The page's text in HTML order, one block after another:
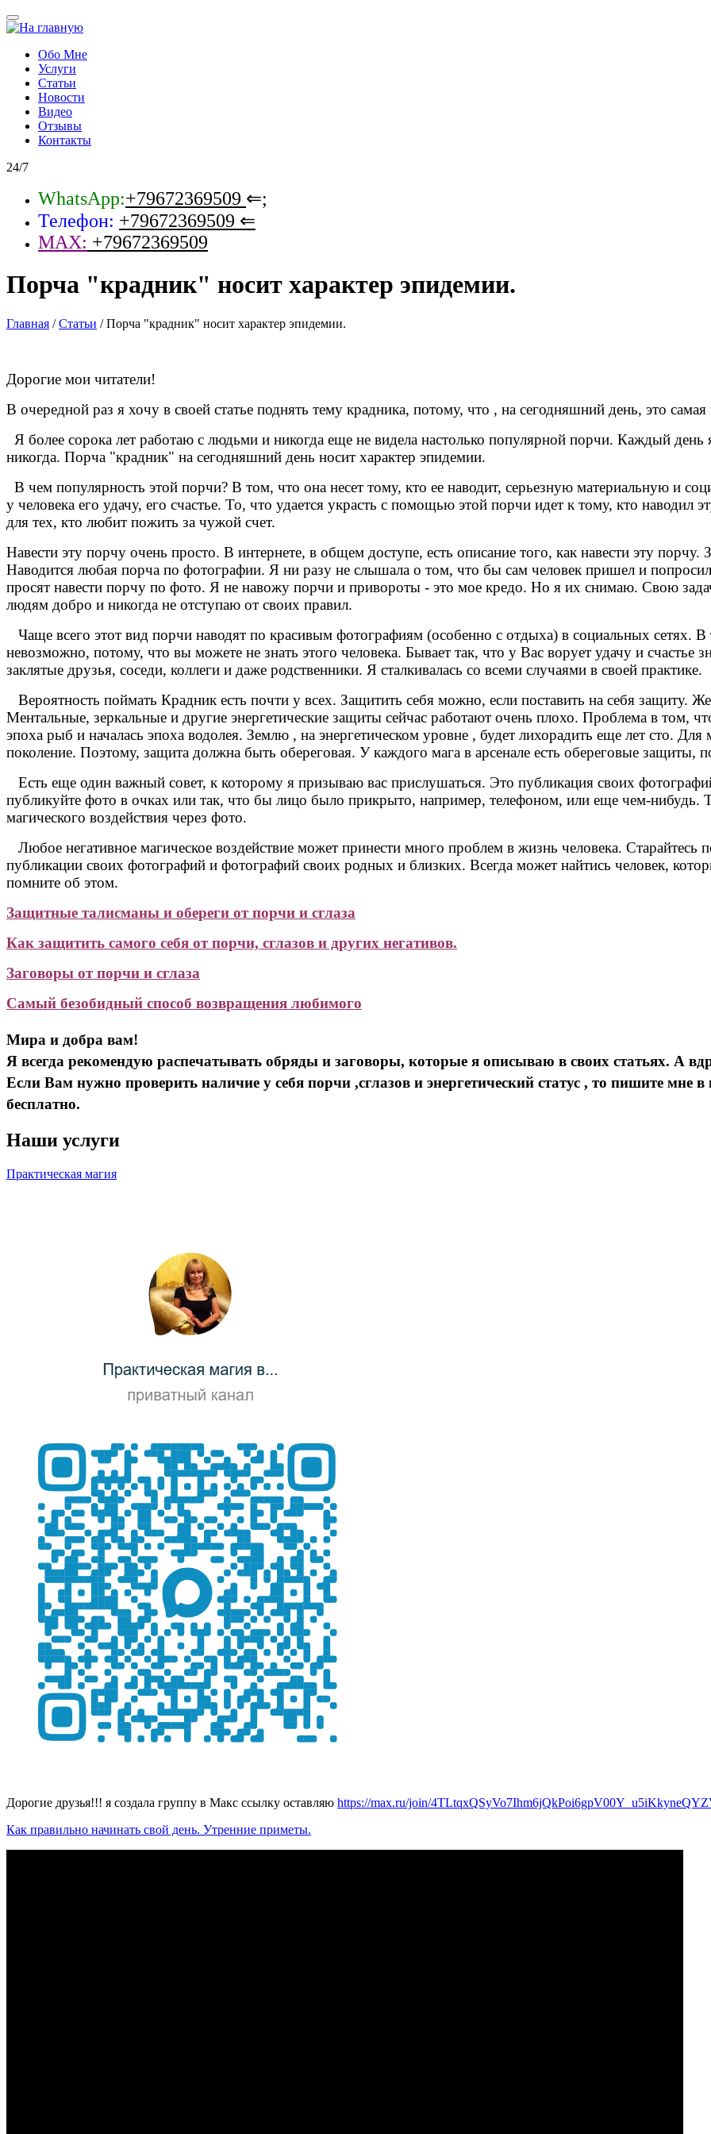
Обо Мне
Услуги
Статьи
Новости
Видео
Отзывы
Контакты
24/7
WhatsApp:+79672369509 ⇐;
Телефон: +79672369509 ⇐
MAX: +79672369509
Порча "крадник" носит характер эпидемии.
Главная /Статьи /Порча "крадник" носит характер эпидемии.
Дорогие мои читатели!
В очередной раз я хочу в своей статье поднять тему крадника, потому, что , на сегодняшний день, это
Я более сорока лет работаю с людьми и никогда еще не видела настолько популярной порчи. Каждый
никогда. Порча "крадник" на сегодняшний день носит характер эпидемии.
В чем популярность этой порчи? В том, что она несет тому, кто ее наводит, серьезную материальную и
у человека его удачу, его счастье. То, что удается украсть с помощью этой порчи идет к тому, кто наводил
для тех, кто любит пожить за чужой счет.
Навести эту порчу очень просто. В интернете, в общем доступе, есть описание того, как навести эту порчу.
Наводится любая порча по фотографии. Я ни разу не слышала о том, что бы сам человек пришел и
просят навести порчу по фото. Я не навожу порчи и привороты - это мое кредо. Но я их снимаю. Свою
людям добро и никогда не отступаю от своих правил.
Чаще всего этот вид порчи наводят по красивым фотографиям (особенно с отдыха) в социальных сетях. В
невозможно, потому, что вы можете не знать этого человека. Бывает так, что у Вас ворует удачу и счастье
заклятые друзья, соседи, коллеги и даже родственники. Я сталкивалась со всеми случаями в своей практике.
Вероятность поймать Крадник есть почти у всех. Защитить себя можно, если поставить на себя защиту.
Ментальные, зеркальные и другие энергетические защиты сейчас работают очень плохо. Проблема в том,
эпоха рыб и началась эпоха водолея. Землю , на энергетическом уровне , будет лихорадить еще лет сто.
поколение. Поэтому, защита должна быть обереговая. У каждого мага в арсенале есть обереговые защиты,
Есть еще один важный совет, к которому я призываю вас прислушаться. Это публикация своих
публикуйте фото в очках или так, что бы лицо было прикрыто, например, телефоном, или еще чем-
магического воздействия через фото.
Любое негативное магическое воздействие может принести много проблем в жизнь человека. Старайтесь
публикации своих фотографий и фотографий своих родных и близких. Всегда может найтись человек,
помните об этом.
Защитные талисманы и обереги от порчи и сглаза
Как защитить самого себя от порчи, сглазов и других негативов.
Заговоры от порчи и сглаза
Самый безобидный способ возвращения любимого
Мира и добра вам!
Я всегда рекомендую распечатывать обряды и заговоры, которые я описываю в своих статьях. А
Если Вам нужно проверить наличие у себя порчи ,сглазов и энергетический статус , то пишите мне
бесплатно.
Наши услуги
Практическая магия
Дорогие друзья!!! я создала группу в Макс ссылку оставляю https://max.ru/join/
Как правильно начинать свой день. Утренние приметы.